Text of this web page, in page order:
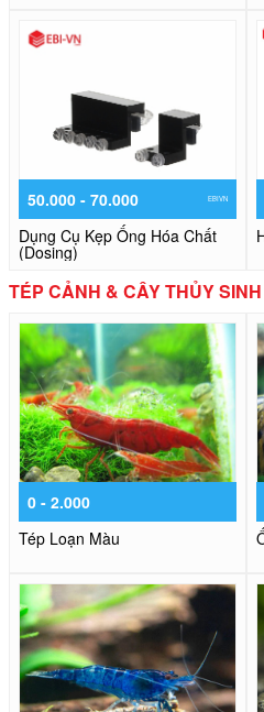
50.000 - 70.000 EBIVN
Dụng Cụ Kẹp Ống Hóa Chất
(Dosing)
TÉP CẢNH & CÂY THỦY SINH
0 - 2.000
Tép Loạn Màu